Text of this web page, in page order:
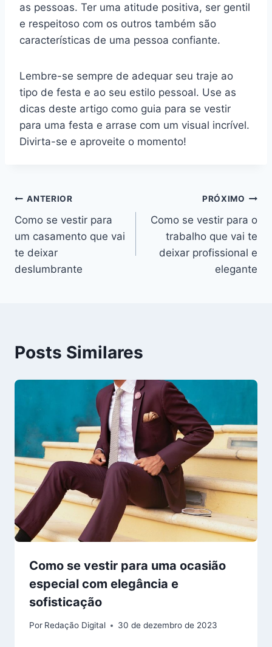
as pessoas. Ter uma atitude positiva, ser gentil
e respeitoso com os outros também são
características de uma pessoa confiante.
Lembre-se sempre de adequar seu traje ao
tipo de festa e ao seu estilo pessoal. Use as
dicas deste artigo como guia para se vestir
para uma festa e arrase com um visual incrível.
Divirta-se e aproveite o momento!
Navegação
de
Post
ANTERIOR
Como se vestir para
um casamento que vai
te deixar
deslumbrante
PRÓXIMO
Como se vestir para o
trabalho que vai te
deixar profissional e
elegante
Posts Similares
Como se vestir para uma ocasião
especial com elegância e
sofisticação
Por Redação Digital 30 de dezembro de 2023